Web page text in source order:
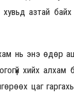
хувьд азтай
нь энэ өдөр
хийх алхам
цаг